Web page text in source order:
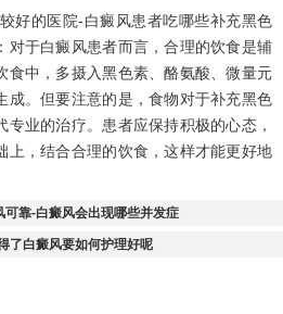
的医院-白癜风患者吃哪些补充黑色
对于白癜风患者而言，合理的饮食是辅
食中，多摄入黑色素、酪氨酸、微量元
成。但要注意的是，食物对于补充黑色
业的治疗。患者应保持积极的心态，
上，结合合理的饮食，这样才能更好地
可靠-白癜风会出现哪些并发症
了白癜风要如何护理好呢